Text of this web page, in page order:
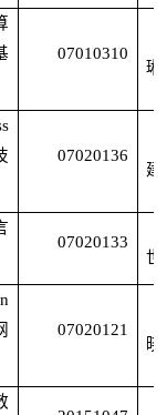
07010310
琳
07020136
建
07020133
世
07020121
晓